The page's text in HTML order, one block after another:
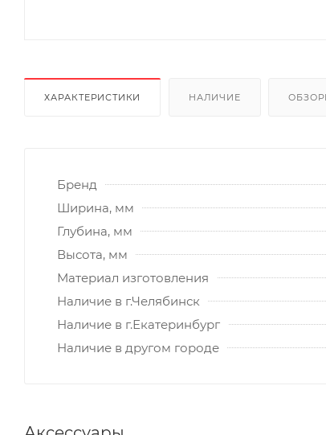
ХАРАКТЕРИСТИКИ НАЛИЧИЕ
Бренд
Ширина, мм
Глубина, мм
Высота, мм
Материал изготовления
Наличие в г.Челябинск
Наличие в г.Екатеринбург
Наличие в другом городе